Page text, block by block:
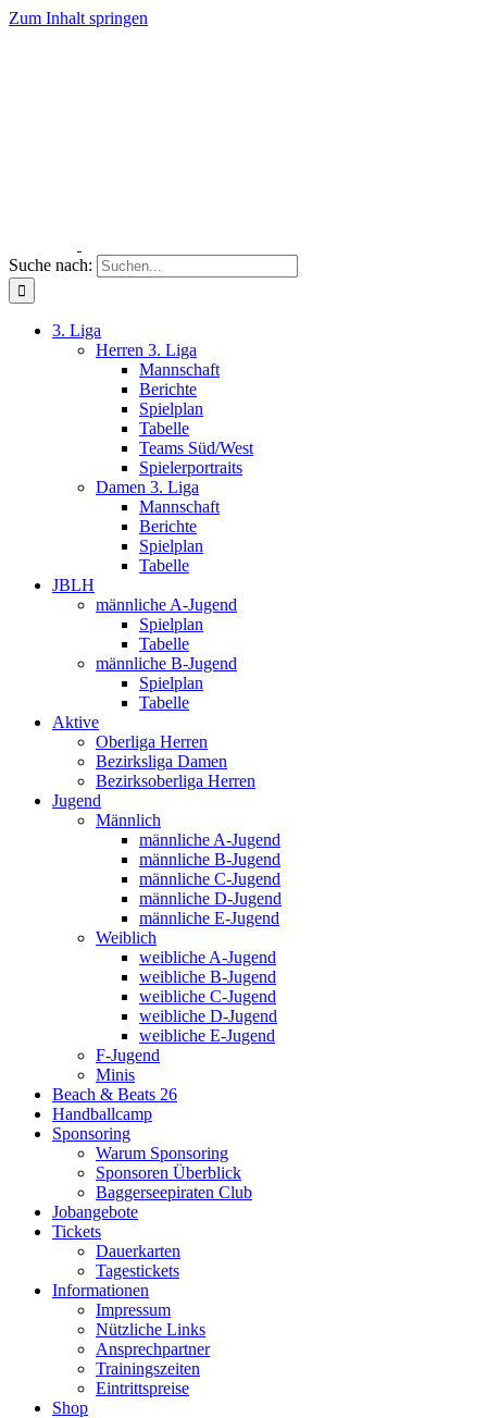
Zum Inhalt springen
Suche nach:
3. Liga
Herren 3. Liga
Mannschaft
Berichte
Spielplan
Tabelle
Teams Süd/West
Spielerportraits
Damen 3. Liga
Mannschaft
Berichte
Spielplan
Tabelle
JBLH
männliche A-Jugend
Spielplan
Tabelle
männliche B-Jugend
Spielplan
Tabelle
Aktive
Oberliga Herren
Bezirksliga Damen
Bezirksoberliga Herren
Jugend
Männlich
männliche A-Jugend
männliche B-Jugend
männliche C-Jugend
männliche D-Jugend
männliche E-Jugend
Weiblich
weibliche A-Jugend
weibliche B-Jugend
weibliche C-Jugend
weibliche D-Jugend
weibliche E-Jugend
F-Jugend
Minis
Beach & Beats 26
Handballcamp
Sponsoring
Warum Sponsoring
Sponsoren Überblick
Baggerseepiraten Club
Jobangebote
Tickets
Dauerkarten
Tagestickets
Informationen
Impressum
Nützliche Links
Ansprechpartner
Trainingszeiten
Eintrittspreise
Shop